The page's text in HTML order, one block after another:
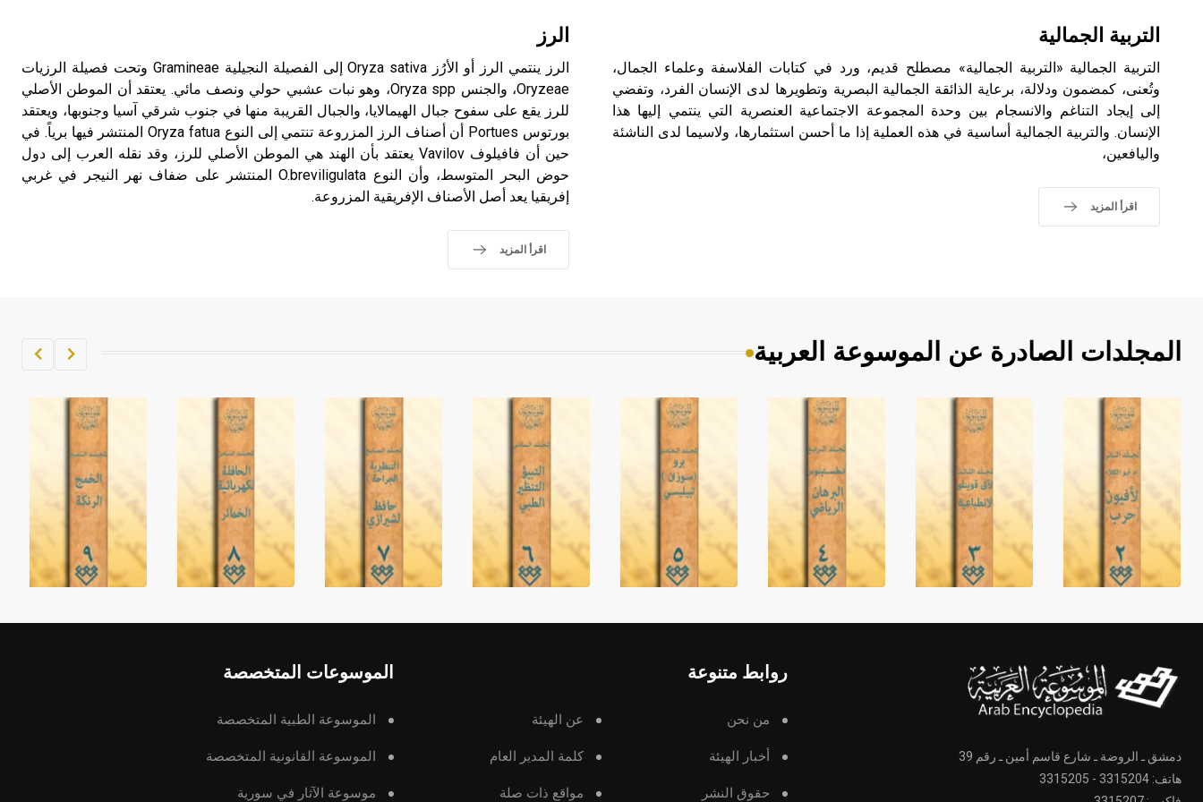
الإنكليزية أب
- هل تعلم أن أبجر Abgar اسم معروف
جيداً يعود إلى عدد من الملوك الذين
حكموا مدينة إديسا (الرها) من أبجر الأول
وحتى التاسع، وهم ينتسبون إلى أسرة
التربية الجمالية
التربية الجمالية «التربية الجمالية» مصطلح قديم، ورد في كتابات الفلاسفة وعلماء الجمال،
وتُعنى، كمضمون ودلالة، برعاية الذائقة الجمالية البصرية وتطويرها لدى الإنسان الفرد، وتفضي
إلى إيجاد التناغم والانسجام بين وحدة المجموعة الاجتماعية العنصرية التي ينتمي إليها هذا
الإنسان. والتربية الجمالية أساسية في هذه العملية إذا ما أحسن استثمارها، ولاسيما لدى الناشئة
واليافعين،
اقرأ المزيد
الرز
الرز ينتمي الرز أو الأرُز Oryza sativa إلى الفصيلة النجيلية Gramineae وتحت فصيلة الرزيات
Oryzeae، والجنس Oryza spp، وهو نبات عشبي حولي ونصف مائي. يعتقد أن الموطن الأصلي
للرز يقع على سفوح جبال الهيمالايا، والجبال القريبة منها في جنوب شرقي آسيا وجنوبها، ويعتقد
بورتوس Portues أن أصناف الرز المزروعة تنتمي إلى النوع Oryza fatua المنتشر فيها برياً. في
حين أن فافيلوف Vavilov يعتقد بأن الهند هي الموطن الأصلي للرز، وقد نقله العرب إلى دول
حوض البحر المتوسط، وأن النوع O.breviligulata المنتشر على ضفاف نهر النيجر في غربي
إفريقيا يعد أصل الأصناف الإفريقية المزروعة.
اقرأ المزيد
المجلدات الصادرة عن الموسوعة العربية
دمشق ـ الروضة ـ شارع قاسم أمين ـ رقم 39
هاتف: 3315204 - 3315205
روابط متنوعة
من نحن عن الهيئة
أخبار الهيئة كلمة المدير العام
حقوق النشر مواقع ذات صلة
الموسوعات المتخصصة
الموسوعة الطبية المتخصصة
الموسوعة القانونية المتخصصة
موسوعة الآثار في سورية